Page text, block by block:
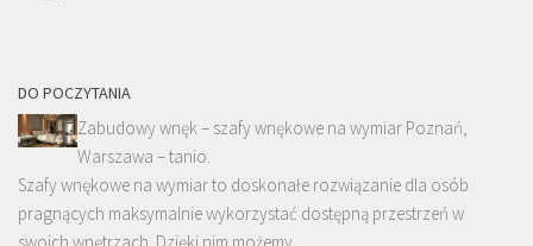
DO POCZYTANIA
Zabudowy wnęk – szafy wnękowe na wymiar Poznań,
Warszawa – tanio.
Szafy wnękowe na wymiar to doskonałe rozwiązanie dla osób
pragnących maksymalnie wykorzystać dostępną przestrzeń w